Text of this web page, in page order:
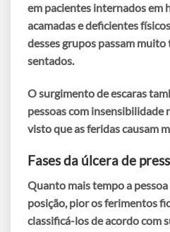
em pacientes internados em
acamadas e deficientes
desses grupos passam
sentados.
O surgimento de escaras
pessoas com insensibilidade
visto que as feridas causam
Fases da úlcera de
Quanto mais tempo a
posição, pior os ferimentos
classificá-los de acordo com